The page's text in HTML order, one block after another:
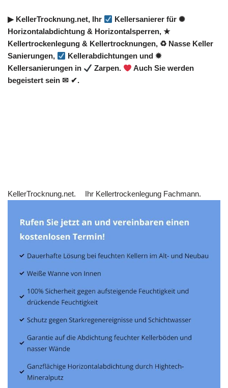
▶︎ KellerTrocknung.net, Ihr
Kellersanierer für ✺
Horizontalabdichtung & Horizontalsperren, ★
Kellertrockenlegung & Kellertrocknungen, ♻ Nasse Keller
Sanierungen,
Kellerabdichtungen und ✹
Kellersanierungen in
Zarpen.
Auch Sie werden
begeistert sein ✉ ✔.
KellerTrocknung.net. Ihr Kellertrockenlegung Fachmann.